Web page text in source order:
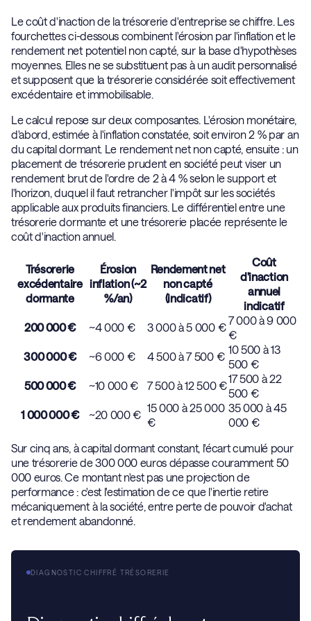
Le coût d'inaction de la trésorerie d'entreprise se chiffre. Les
fourchettes ci-dessous combinent l'érosion par l'inflation et le
rendement net potentiel non capté, sur la base d'hypothèses
moyennes. Elles ne se substituent pas à un audit personnalisé
et supposent que la trésorerie considérée soit effectivement
excédentaire et immobilisable.
Le calcul repose sur deux composantes. L'érosion monétaire,
d'abord, estimée à l'inflation constatée, soit environ 2 % par an
du capital dormant. Le rendement net non capté, ensuite : un
placement de trésorerie prudent en société peut viser un
rendement brut de l'ordre de 2 à 4 % selon le support et
l'horizon, duquel il faut retrancher l'impôt sur les sociétés
applicable aux produits financiers. Le différentiel entre une
trésorerie dormante et une trésorerie placée représente le
coût d'inaction annuel.
Trésorerie
excédentaire
dormante
Érosion
inflation (~2
%/an)
Rendement net
non capté
(indicatif)
Coût
d'inaction
annuel
indicatif
200 000 €
~4 000 € 3 000 à 5 000 €
7 000 à 9 000
€
300 000 €
~6 000 € 4 500 à 7 500 €
10 500 à 13
500 €
500 000 €
~10 000 € 7 500 à 12 500 €
17 500 à 22
500 €
1 000 000 €
~20 000 €
15 000 à 25 000
€
35 000 à 45
000 €
Sur cinq ans, à capital dormant constant, l'écart cumulé pour
une trésorerie de 300 000 euros dépasse couramment 50
000 euros. Ce montant n'est pas une projection de
performance : c'est l'estimation de ce que l'inertie retire
mécaniquement à la société, entre perte de pouvoir d'achat
et rendement abandonné.
DIAGNOSTIC CHIFFRÉ TRÉSORERIE